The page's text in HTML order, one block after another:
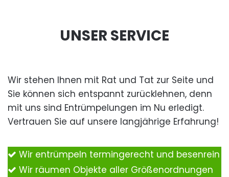
UNSER SERVICE
Wir stehen Ihnen mit Rat und Tat zur Seite und
Sie können sich entspannt zurücklehnen, denn
mit uns sind Entrümpelungen im Nu erledigt.
Vertrauen Sie auf unsere langjährige Erfahrung!
Wir entrümpeln termingerecht und besenrein
Wir räumen Objekte aller Größenordnungen